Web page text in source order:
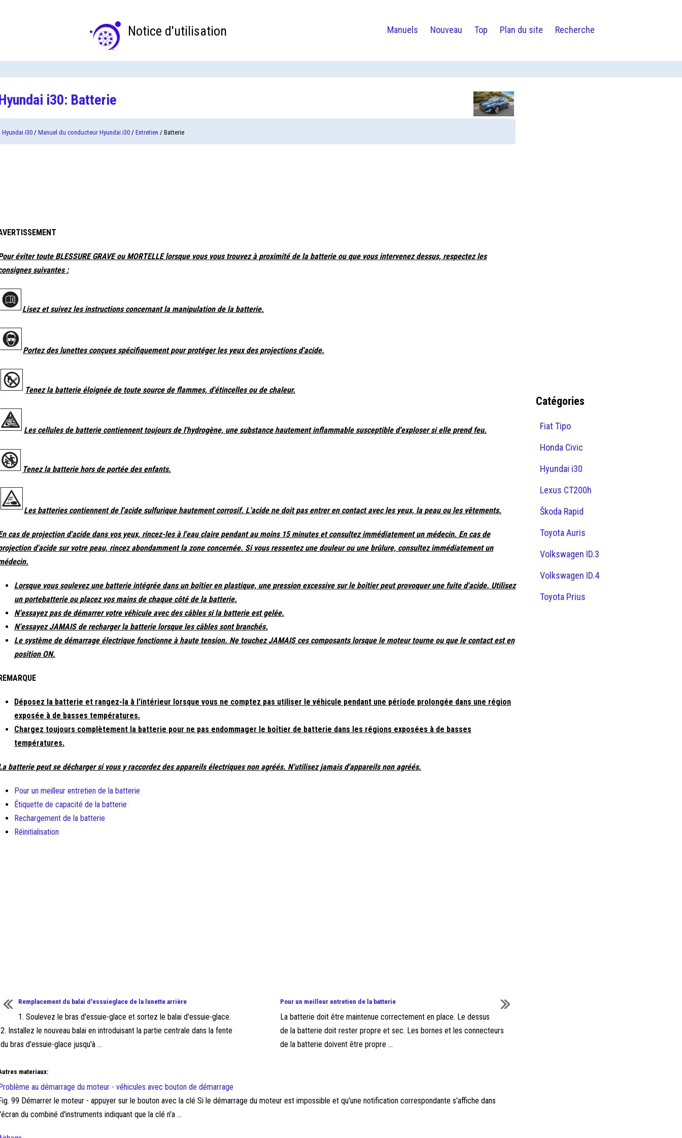
Notice d'utilisation Manuels Nouveau Top Plan du site Recherche
i30: Batterie
Hyundai i30 / Manuel du conducteur Hyundai i30 / Entretien / Batterie
éviter toute BLESSURE GRAVE ou MORTELLE lorsque vous vous trouvez à proximité de la batterie ou que vous intervenez dessus, respectez les
suivantes :
Lisez et suivez les instructions concernant la manipulation de la batterie.
Portez des lunettes conçues spécifiquement pour protéger les yeux des projections d'acide.
Tenez la batterie éloignée de toute source de flammes, d'étincelles ou de chaleur.
Les cellules de batterie contiennent toujours de l'hydrogène, une substance hautement inflammable susceptible d'exploser si elle prend feu.
Tenez la batterie hors de portée des enfants.
Les batteries contiennent de l'acide sulfurique hautement corrosif. L'acide ne doit pas entrer en contact avec les yeux, la peau ou les vêtements.
cas de projection d'acide dans vos yeux, rincez-les à l'eau claire pendant au moins 15 minutes et consultez immédiatement un médecin. En cas de
d'acide sur votre peau, rincez abondamment la zone concernée. Si vous ressentez une douleur ou une brûlure, consultez immédiatement un
Lorsque vous soulevez une batterie intégrée dans un boîtier en plastique, une pression excessive sur le boîtier peut provoquer une fuite d'acide. Utilisez
un portebatterie ou placez vos mains de chaque côté de la batterie.
N'essayez pas de démarrer votre véhicule avec des câbles si la batterie est gelée.
N'essayez JAMAIS de recharger la batterie lorsque les câbles sont branchés.
Le système de démarrage électrique fonctionne à haute tension. Ne touchez JAMAIS ces composants lorsque le moteur tourne ou que le contact est en
position ON.
Déposez la batterie et rangez-la à l'intérieur lorsque vous ne comptez pas utiliser le véhicule pendant une période prolongée dans une région
exposée à de basses températures.
Chargez toujours complètement la batterie pour ne pas endommager le boîtier de batterie dans les régions exposées à de basses
températures.
batterie peut se décharger si vous y raccordez des appareils électriques non agréés. N'utilisez jamais d'appareils non agréés.
Pour un meilleur entretien de la batterie
Étiquette de capacité de la batterie
Rechargement de la batterie
Réinitialisation
Remplacement du balai d'essuieglace de la lunette arrière
1. Soulevez le bras d'essuie-glace et sortez le balai d'essuie-glace.
2. Installez le nouveau balai en introduisant la partie centrale dans la fente
du bras d'essuie-glace jusqu'à ...
Pour un meilleur entretien de la batterie
La batterie doit être maintenue correctement en place. Le dessus
de la batterie doit rester propre et sec. Les bornes et les connecteurs
de la batterie doivent être propre ...
materiaux:
au démarrage du moteur - véhicules avec bouton de démarrage
99 Démarrer le moteur - appuyer sur le bouton avec la clé Si le démarrage du moteur est impossible et qu'une notification correspondante s'affiche dans
du combiné d'instruments indiquant que la clé n'a ...
Catégories
Fiat Tipo
Honda Civic
Hyundai i30
Lexus CT200h
Škoda Rapid
Toyota Auris
Volkswagen ID.3
Volkswagen ID.4
Toyota Prius